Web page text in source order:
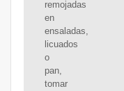
remojadas
en
ensaladas,
licuados
o
pan,
tomar